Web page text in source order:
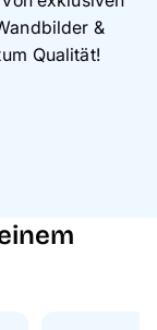
&
Qualität!